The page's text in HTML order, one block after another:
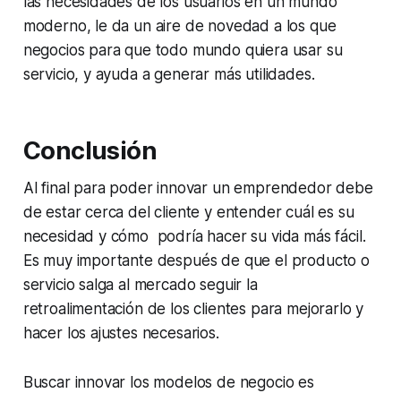
moderno, le da un aire de novedad a los que
negocios para que todo mundo quiera usar su
servicio, y ayuda a generar más utilidades.
Conclusión
Al final para poder innovar un emprendedor debe
de estar cerca del cliente y entender cuál es su
necesidad y cómo podría hacer su vida más fácil.
Es muy importante después de que el producto o
servicio salga al mercado seguir la
retroalimentación de los clientes para mejorarlo y
hacer los ajustes necesarios.
Buscar innovar los modelos de negocio es